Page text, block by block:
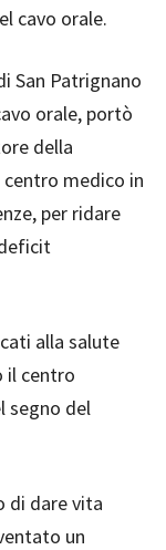
cavo orale.
San Patrignano
orale, portò
della
medico in
per ridare
alla salute
il centro
segno del
di dare vita
un